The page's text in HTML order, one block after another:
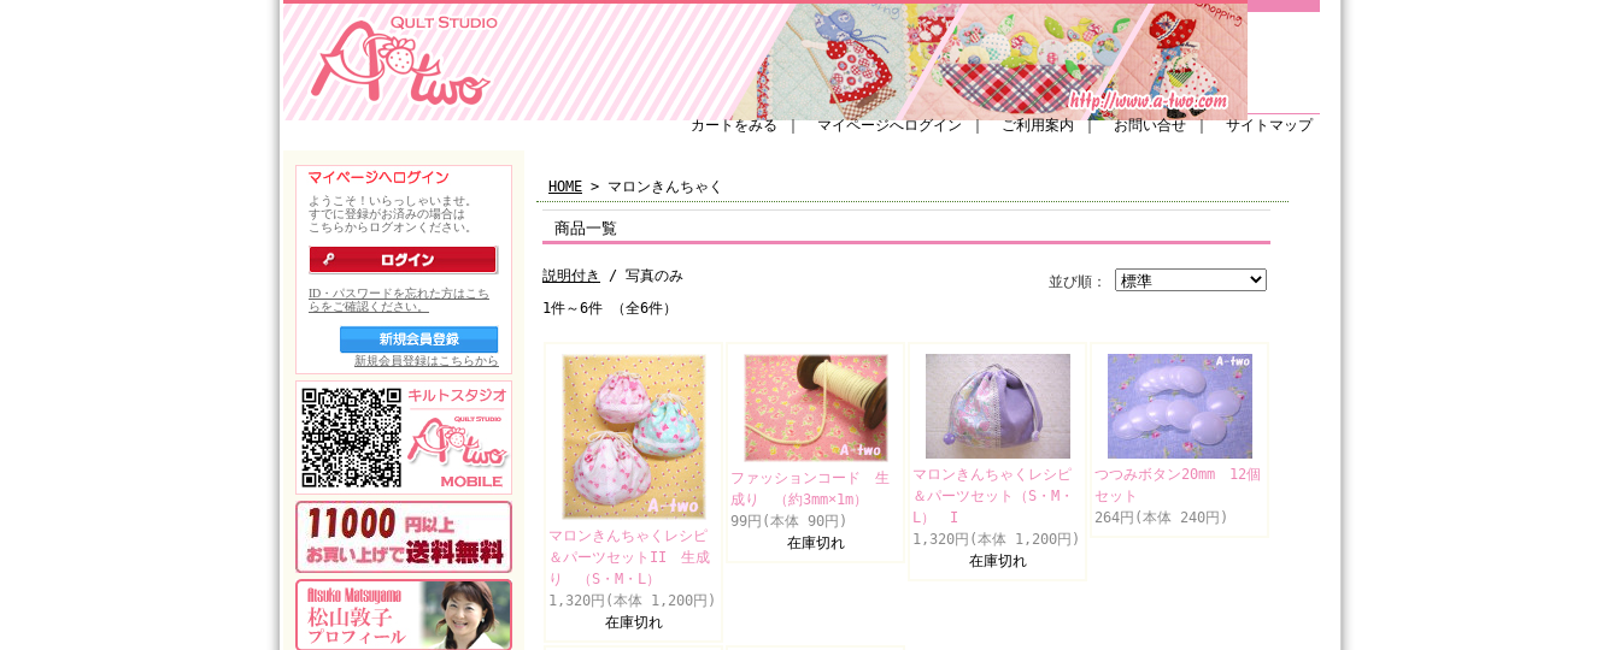
カートをみる｜ マイページへログイン｜ ご利用案内｜ お問い合せ｜ サイトマップ
HOME > マロンきんちゃく
商品一覧
並び順：
説明付き
/ 写真のみ
1件～6件 （全6件）
マロンきんちゃくレシピ
＆パーツセットII 生成
り （S・M・L）
1,320円(本体 1,200円)
在庫切れ
ファッションコード 生
成り （約3mm×1m）
99円(本体 90円)
在庫切れ
マロンきんちゃくレシピ
＆パーツセット（S・M・
L） I
1,320円(本体 1,200円)
在庫切れ
つつみボタン20mm 12個
セット
264円(本体 240円)